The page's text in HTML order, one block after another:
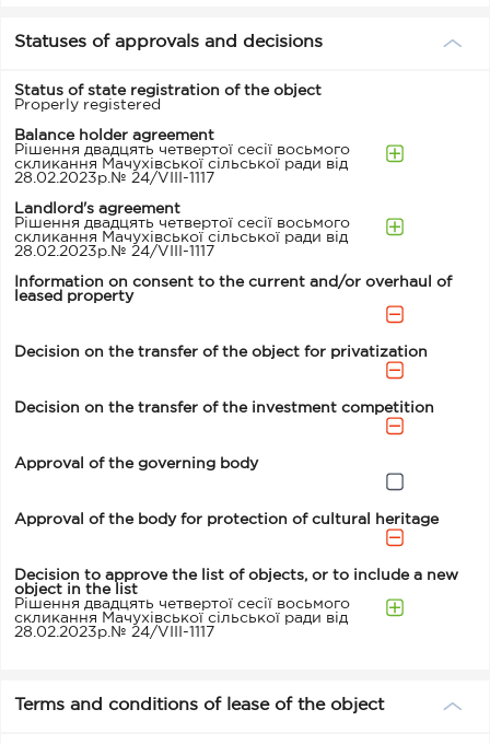
Statuses of approvals and decisions
Status of state registration of the object
Properly registered
Balance holder agreement
Рішення двадцять четвертої сесії восьмого
скликання Мачухівської сільської ради від
28.02.2023р.№ 24/VІІІ-1117
Landlord's agreement
Рішення двадцять четвертої сесії восьмого
скликання Мачухівської сільської ради від
28.02.2023р.№ 24/VІІІ-1117
Information on consent to the current and/or overhaul of
leased property
Decision on the transfer of the object for privatization
Decision on the transfer of the investment competition
Approval of the governing body
Approval of the body for protection of cultural heritage
Decision to approve the list of objects, or to include a new
object in the list
Рішення двадцять четвертої сесії восьмого
скликання Мачухівської сільської ради від
28.02.2023р.№ 24/VІІІ-1117
Terms and conditions of lease of the object